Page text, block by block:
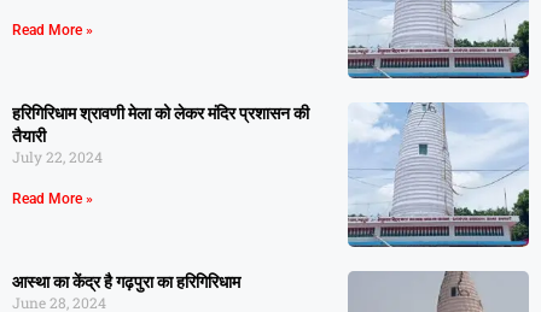
Read More »
हरिगिरिधाम श्रावणी मेला को लेकर मंदिर प्रशासन की
तैयारी
July 22, 2024
Read More »
आस्था का केंद्र है गढ़पुरा का हरिगिरिधाम
June 28, 2024